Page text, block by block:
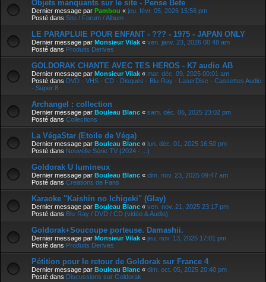
Objets manquants sur le site - Pense Bete
Dernier message par Pambou « jeu. févr. 05, 2026 15:56 pm
Posté dans Site / Forum / Album
LE PARAPLUIE POUR ENFANT - ??? - 1975 - JAPAN ONLY
Dernier message par Monsieur Vilak « ven. janv. 23, 2026 00:48 am
Posté dans Produits Derives
GOLDORAK CHANTE AVEC TES HEROS - K7 audio AB
Dernier message par Monsieur Vilak « mar. déc. 09, 2025 00:01 am
Posté dans DVD - VHS - CD - Disques - Blu-Ray - LaserDisc - Cassettes Audio
- Super 8
Archangel : collection
Dernier message par Bouleau Blanc « sam. déc. 06, 2025 23:02 pm
Posté dans Collections
La VégaStar (Etoile de Véga)
Dernier message par Bouleau Blanc « lun. déc. 01, 2025 16:50 pm
Posté dans Nouvelle Série TV (2024 - ...)
Goldorak U lumineux
Dernier message par Bouleau Blanc « dim. nov. 23, 2025 09:47 am
Posté dans Creations de Fans
Karaoke "Kaishin no Ichigeki" (Glay)
Dernier message par Bouleau Blanc « ven. nov. 21, 2025 23:17 pm
Posté dans Blu-Ray / DVD / CD (vidéo & Audio)
Goldorak+Soucoupe porteuse. Damashii.
Dernier message par Monsieur Vilak « jeu. nov. 13, 2025 17:01 pm
Posté dans Produits Derives
Pétition pour le retour de Goldorak sur France 4
Dernier message par Bouleau Blanc « dim. oct. 05, 2025 20:40 pm
Posté dans Discussions sur Goldorak